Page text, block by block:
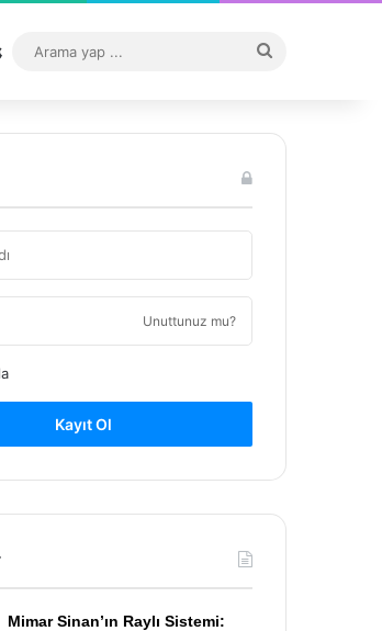
Sitemap
...
Unuttunuz mu?
Kayıt Ol
Mimar Sinan’ın Raylı Sistemi: